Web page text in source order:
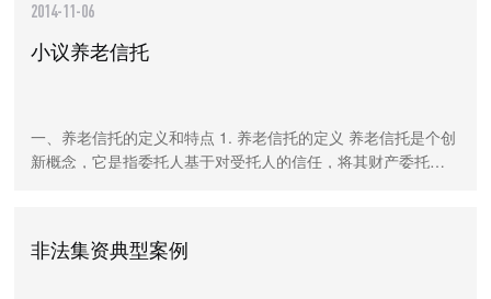
2014-11-06
小议养老信托
一、养老信托的定义和特点 1. 养老信托的定义 养老信托是个创
新概念，它是指委托人基于对受托人的信任，将其财产委托给
非法集资典型案例